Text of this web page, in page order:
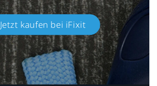
Jetzt kaufen bei iFixit​